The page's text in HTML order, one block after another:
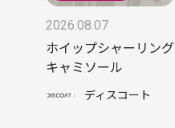
2026.08.07
ホイップシャーリング
キャミソール
ディスコート